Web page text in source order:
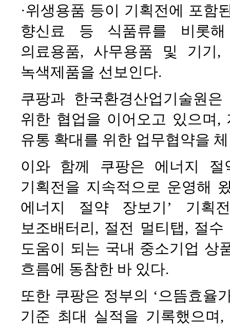
·위생용품 등이 기획전에 포함
향신료 등 식품류를 비롯해
의료용품, 사무용품 및 기기
녹색제품을 선보인다.
쿠팡과 한국환경산업기술원
위한 협업을 이어오고 있으며,
유통 확대를 위한 업무협약을
이와 함께 쿠팡은 에너지
기획전을 지속적으로 운영해
에너지 절약 장보기’ 기획
보조배터리, 절전 멀티탭, 절
도움이 되는 국내 중소기업 상
흐름에 동참한 바 있다.
또한 쿠팡은 정부의 ‘으뜸효율
기준 최대 실적을 기록했으